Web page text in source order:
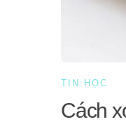
TIN HỌC
Cách